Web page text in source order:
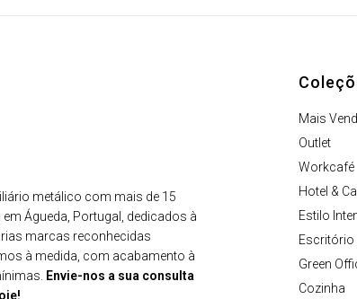
metálico com mais de 15
Águeda, Portugal, dedicados à
marcas reconhecidas
à medida, com acabamento à
Envie-nos a sua consulta
Mais
Outlet
Workcafé
Hotel &
Estilo
Escritório
Green
Cozinha